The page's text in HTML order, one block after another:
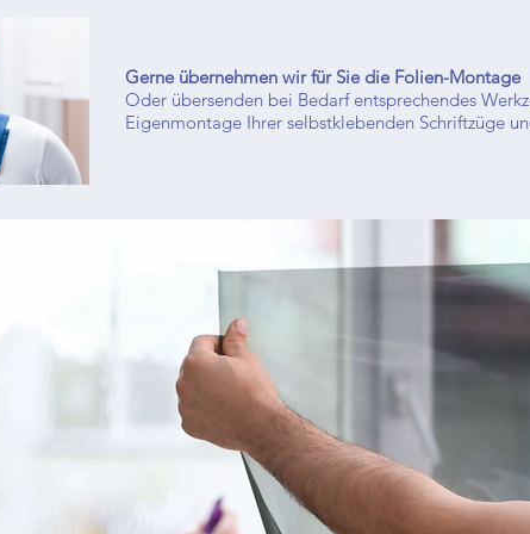
Gerne übernehmen wir für Sie die Folien-Montage
Oder übersenden bei Bedarf entsprechendes
Eigenmontage Ihrer selbstklebenden Schriftzüge